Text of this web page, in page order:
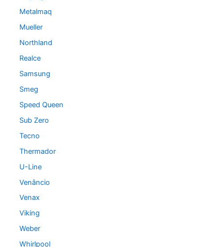
Metalmaq
Mueller
Northland
Realce
Samsung
Smeg
Speed Queen
Sub Zero
Tecno
Thermador
U-Line
Venâncio
Venax
Viking
Weber
Whirlpool